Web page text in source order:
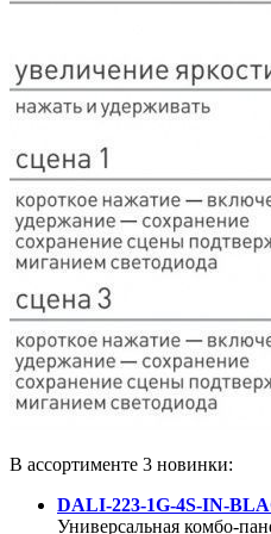
В ассортименте 3 новинки:
DALI-223-1G-4S-IN-
Универсальная комбо-